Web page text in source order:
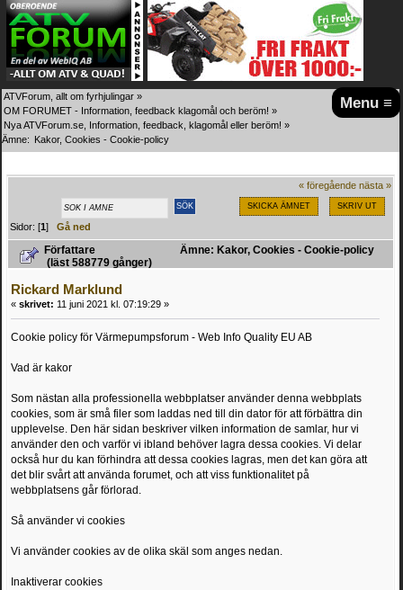
Menu ≡
ATVForum, allt om fyrhjulingar »
OM FORUMET - Information, feedback klagomål och beröm! »
Nya ATVForum.se, Information, feedback, klagomål eller beröm! »
Ämne: Kakor, Cookies - Cookie-policy
« föregående nästa »
SKICKA ÄMNET SKRIV UT
Sidor: [1]Gå ned
Författare
Ämne: Kakor, Cookies - Cookie-policy
(läst 588779 gånger)
Rickard Marklund
« skrivet: 11 juni 2021 kl. 07:19:29 »
Cookie policy för Värmepumpsforum - Web Info Quality EU AB
Vad är kakor
Som nästan alla professionella webbplatser använder denna webbplats
cookies, som är små filer som laddas ned till din dator för att förbättra din
upplevelse. Den här sidan beskriver vilken information de samlar, hur vi
använder den och varför vi ibland behöver lagra dessa cookies. Vi delar
också hur du kan förhindra att dessa cookies lagras, men det kan göra att
det blir svårt att använda forumet, och att viss funktionalitet på
webbplatsens går förlorad.
Så använder vi cookies
Vi använder cookies av de olika skäl som anges nedan.
Inaktiverar cookies